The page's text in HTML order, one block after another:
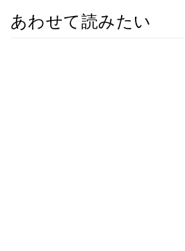
あわせて読みたい